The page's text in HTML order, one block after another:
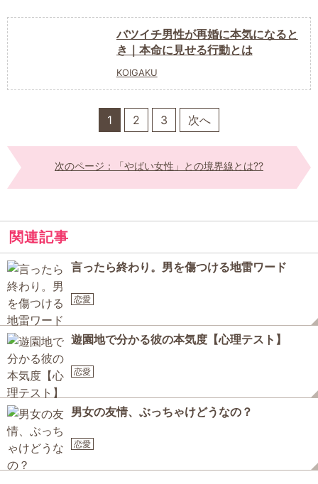
バツイチ男性が再婚に本気になると
き｜本命に見せる行動とは
KOIGAKU
1 2 3 次へ
次のページ：「やばい女性」との境界線とは??
関連記事
言ったら終わり。男を傷つける地雷ワード
恋愛
遊園地で分かる彼の本気度【心理テスト】
恋愛
男女の友情、ぶっちゃけどうなの？
恋愛